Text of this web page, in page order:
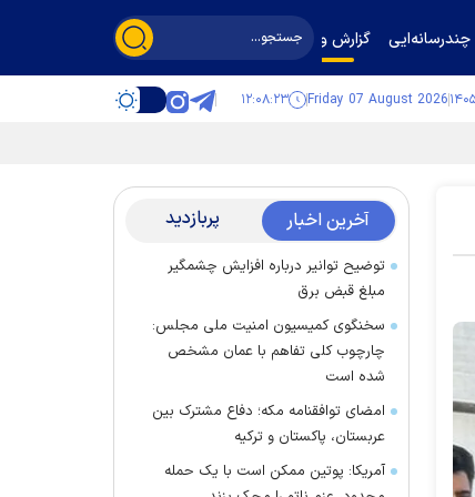
چندرسانه‌ایی گزارش و گفت‌وگو
Friday 07 August 2026 ۱۲:۰۸:۲۴
آخرین اخبار پربازدید
توضیح توانیر درباره افزایش چشمگیر
مبلغ قبض برق
سخنگوی کمیسیون امنیت ملی مجلس:
چارچوب کلی تفاهم با عمان مشخص
شده است
امضای توافقنامه مکه؛ دفاع مشترک بین
عربستان، پاکستان و ترکیه
آمریکا: پوتین ممکن است با یک حمله